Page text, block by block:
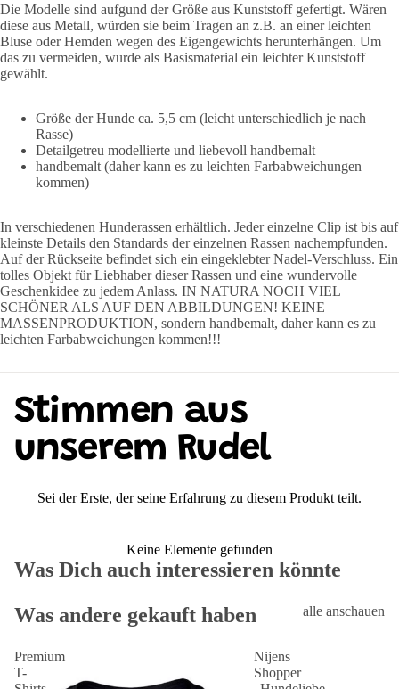
Die Modelle sind aufgund der Größe aus Kunststoff gefertigt. Wären
diese aus Metall, würden sie beim Tragen an z.B. an einer leichten
Bluse oder Hemden wegen des Eigengewichts herunterhängen. Um
das zu vermeiden, wurde als Basismaterial ein leichter Kunststoff
gewählt.
Größe der Hunde ca. 5,5 cm (leicht unterschiedlich je nach
Rasse)
Detailgetreu modellierte und liebevoll handbemalt
handbemalt (daher kann es zu leichten Farbabweichungen
kommen)
In verschiedenen Hunderassen erhältlich. Jeder einzelne Clip ist bis auf
kleinste Details den Standards der einzelnen Rassen nachempfunden.
Auf der Rückseite befindet sich ein eingeklebter Nadel-Verschluss. Ein
tolles Objekt für Liebhaber dieser Rassen und eine wundervolle
Geschenkidee zu jedem Anlass. IN NATURA NOCH VIEL
SCHÖNER ALS AUF DEN ABBILDUNGEN! KEINE
MASSENPRODUKTION, sondern handbemalt, daher kann es zu
leichten Farbabweichungen kommen!!!
Stimmen aus
unserem Rudel
Sei der Erste, der seine Erfahrung zu diesem Produkt teilt.
Keine Elemente gefunden
Was Dich auch interessieren könnte
Was andere gekauft haben
alle anschauen
Premium
T-
Nijens
Shopper